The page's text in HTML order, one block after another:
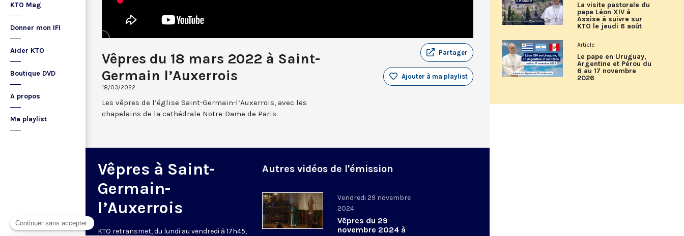
KTO Mag
Donner mon IFI
Aider KTO
Boutique DVD
A propos
Ma playlist
Vêpres du 18 mars 2022 à Saint-
Germain l’Auxerrois
18/03/2022
Partager
Ajouter à ma playlist
Les vêpres de l’église Saint-Germain-l’Auxerrois, avec les
chapelains de la cathédrale Notre-Dame de Paris.
Vêpres à Saint-
Germain-
l’Auxerrois
KTO retransmet, du lundi au vendredi à 17h45,
Autres vidéos de l'émission
Vendredi 29 novembre
2024
Vêpres du 29
novembre 2024 à
La visite pastorale du
pape Léon XIV à
Assise à suivre sur
KTO le jeudi 6 août
Article
Le pape en Uruguay,
Argentine et Pérou du
6 au 17 novembre
2026